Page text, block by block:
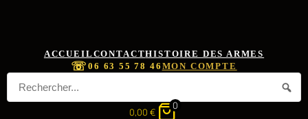
ACCUEIL CONTACTHISTOIRE DES ARMES
☏06 63 55 78 46 MON COMPTE
0,00 €
0